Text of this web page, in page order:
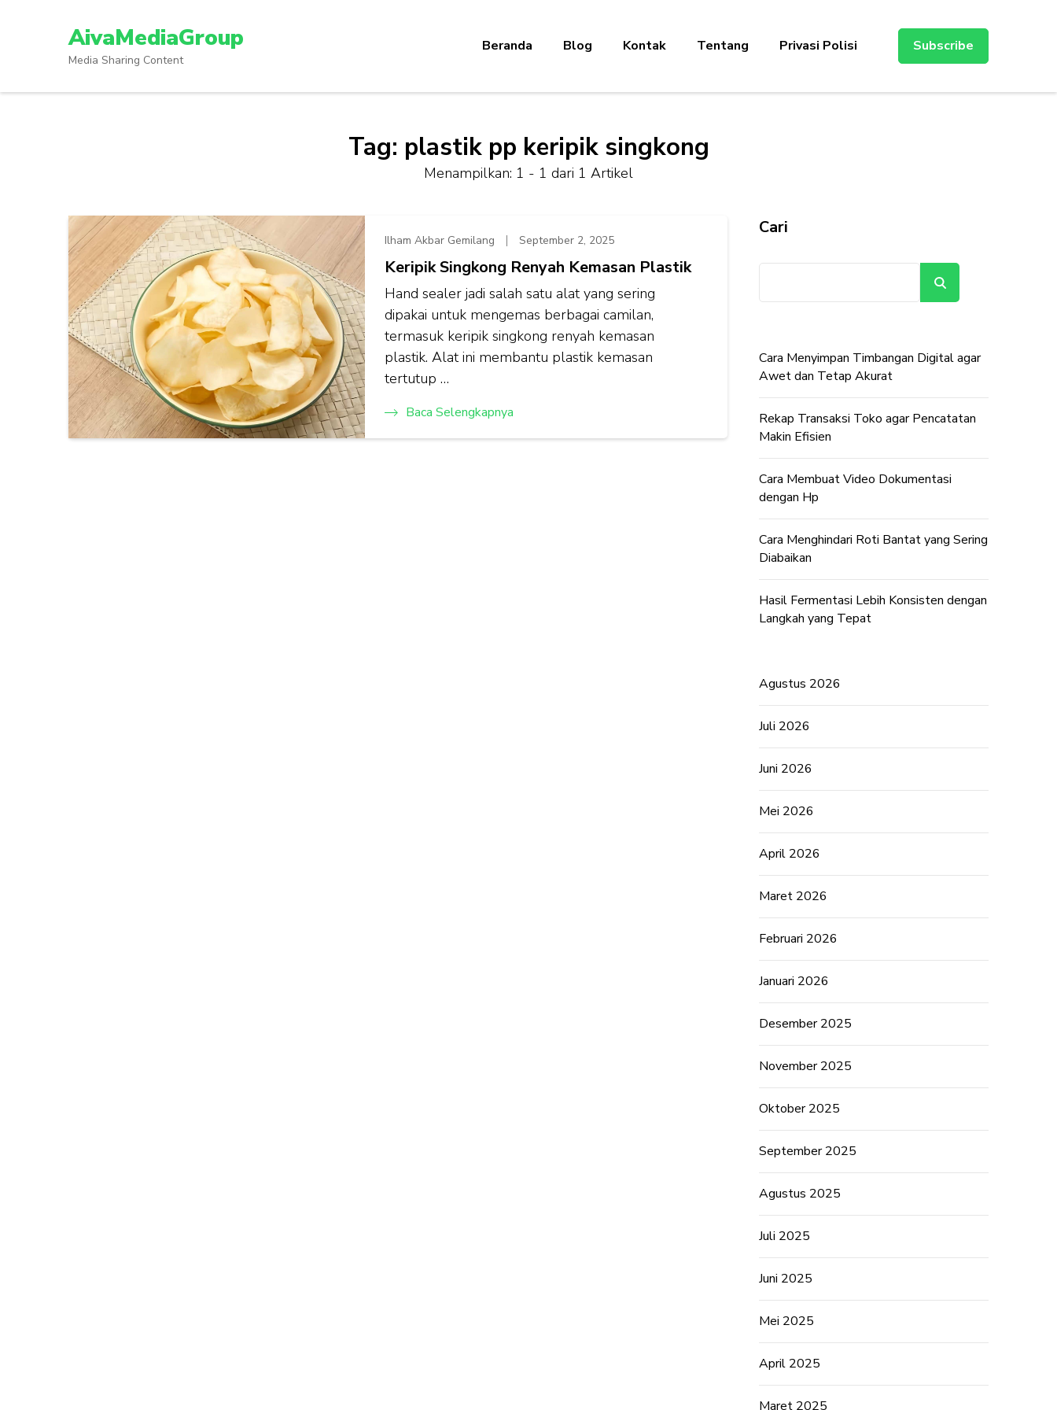
Enter)
AivaMediaGroup
Media Sharing Content
Beranda Blog Kontak Tentang Privasi Polisi Subscribe
Tag: plastik pp keripik singkong
Menampilkan: 1 - 1 dari 1 Artikel
Ilham Akbar Gemilang September 2, 2025
Keripik Singkong Renyah Kemasan Plastik
Hand sealer jadi salah satu alat yang sering
dipakai untuk mengemas berbagai camilan,
termasuk keripik singkong renyah kemasan
plastik. Alat ini membantu plastik kemasan
tertutup …
Baca Selengkapnya
Cari
Cara Menyimpan Timbangan Digital agar
Awet dan Tetap Akurat
Rekap Transaksi Toko agar Pencatatan
Makin Efisien
Cara Membuat Video Dokumentasi
dengan Hp
Cara Menghindari Roti Bantat yang Sering
Diabaikan
Hasil Fermentasi Lebih Konsisten dengan
Langkah yang Tepat
Agustus 2026
Juli 2026
Juni 2026
Mei 2026
April 2026
Maret 2026
Februari 2026
Januari 2026
Desember 2025
November 2025
Oktober 2025
September 2025
Agustus 2025
Juli 2025
Juni 2025
Mei 2025
April 2025
Maret 2025